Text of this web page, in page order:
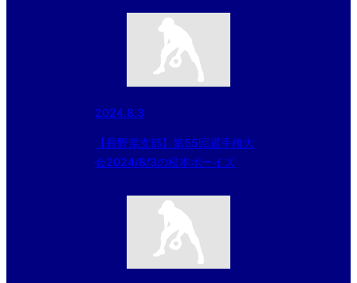
2024.8.3
【長野県支部】第55回選手権大
会2024/8/3の松本ボーイズ